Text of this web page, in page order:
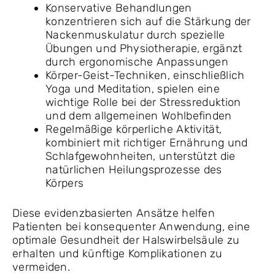
Konservative Behandlungen
konzentrieren sich auf die Stärkung der
Nackenmuskulatur durch spezielle
Übungen und Physiotherapie, ergänzt
durch ergonomische Anpassungen
Körper-Geist-Techniken, einschließlich
Yoga und Meditation, spielen eine
wichtige Rolle bei der Stressreduktion
und dem allgemeinen Wohlbefinden
Regelmäßige körperliche Aktivität,
kombiniert mit richtiger Ernährung und
Schlafgewohnheiten, unterstützt die
natürlichen Heilungsprozesse des
Körpers
Diese evidenzbasierten Ansätze helfen
Patienten bei konsequenter Anwendung, eine
optimale Gesundheit der Halswirbelsäule zu
erhalten und künftige Komplikationen zu
vermeiden.